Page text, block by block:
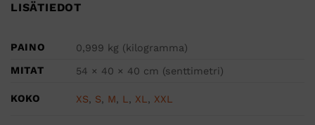
LISÄTIEDOT
PAINO
0,999 kg (kilogramma)
MITAT
54 × 40 × 40 cm (senttimetri)
KOKO XS, S, M, L, XL, XXL